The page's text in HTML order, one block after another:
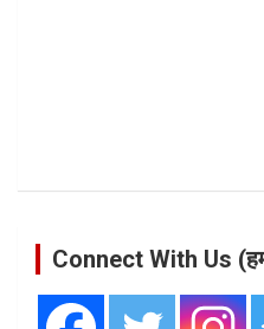
Connect With Us